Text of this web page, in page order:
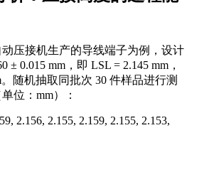
动压接机生产的导线端子为例，设计
± 0.015 mm，即 LSL = 2.145 mm，
。随机抽取同批次 30 件样品进行测
位：mm）：
2.156, 2.155, 2.159, 2.155, 2.153,